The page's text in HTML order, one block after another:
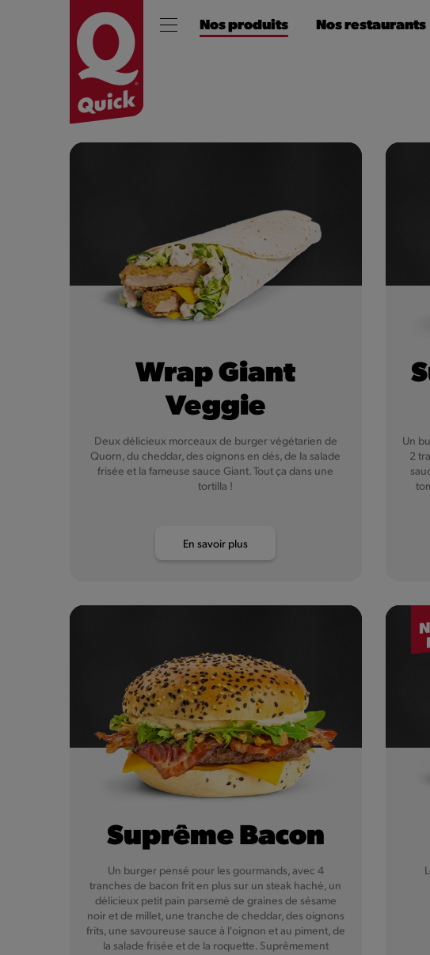
Nos produits Nos restaurants
Wrap Giant
Veggie
Deux délicieux morceaux de burger végétarien de
Quorn, du cheddar, des oignons en dés, de la salade
frisée et la fameuse sauce Giant. Tout ça dans une
tortilla !
En savoir plus
Un
2
Suprême Bacon
Un burger pensé pour les gourmands, avec 4
tranches de bacon frit en plus sur un steak haché, un
délicieux petit pain parsemé de graines de sésame
noir et de millet, une tranche de cheddar, des oignons
frits, une savoureuse sauce à l'oignon et au piment, de
la salade frisée et de la roquette. Suprêmement